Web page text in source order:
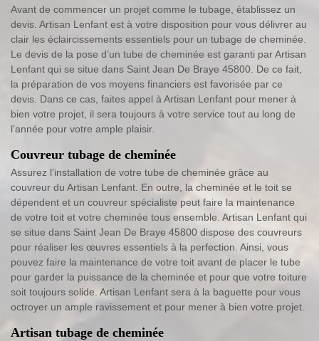
Avant de commencer un projet comme le tubage, établissez un
devis. Artisan Lenfant est à votre disposition pour vous délivrer au
clair les éclaircissements essentiels pour un tubage de cheminée.
Le devis de la pose d’un tube de cheminée est garanti par Artisan
Lenfant qui se situe dans Saint Jean De Braye 45800. De ce fait,
la préparation de vos moyens financiers est favorisée par ce
devis. Dans ce cas, faites appel à Artisan Lenfant pour mener à
bien votre projet, il sera toujours à votre service tout au long de
l’année pour votre ample plaisir.
Couvreur tubage de cheminée
Assurez l’installation de votre tube de cheminée grâce au
couvreur du Artisan Lenfant. En outre, la cheminée et le toit se
dépendent et un couvreur spécialiste peut faire la maintenance
de votre toit et votre cheminée tous ensemble. Artisan Lenfant qui
se situe dans Saint Jean De Braye 45800 dispose des couvreurs
pour réaliser les œuvres essentiels à la perfection. Ainsi, vous
pouvez faire la maintenance de votre toit avant de placer le tube
pour garder la puissance de la cheminée et pour que votre toiture
soit toujours solide. Artisan Lenfant sera à la baguette pour vous
octroyer un ample ravissement et pour mener à bien votre projet.
Artisan tubage de cheminée